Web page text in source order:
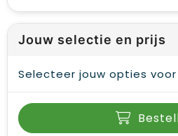
Jouw selectie en prijs
Selecteer jouw opties